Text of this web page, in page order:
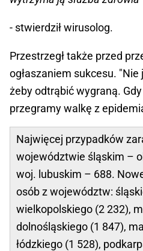
- stwierdził wirusolog.
Przestrzegł także przed
ogłaszaniem sukcesu.
żeby odtrąbić wygraną.
przegramy walkę z
Najwięcej przypadków
województwie śląskim –
woj. lubuskim – 688.
osób z województw:
wielkopolskiego (2 232),
dolnośląskiego (1 847),
łódzkiego (1 528),